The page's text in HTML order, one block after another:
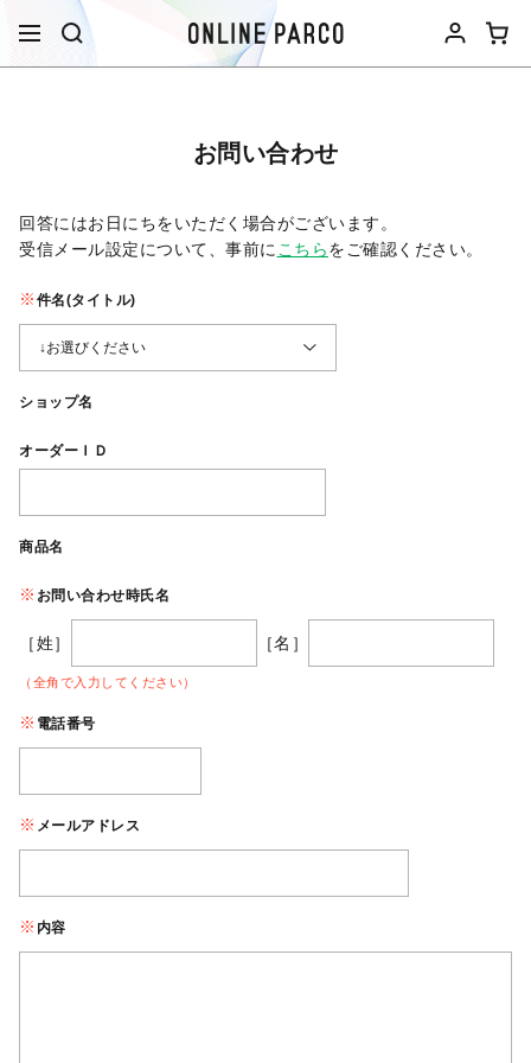
お問い合わせ
回答にはお日にちをいただく場合がございます。
受信メール設定について、事前に こちらをご確認ください。​
件名(タイトル)
ショップ名
オーダーＩＤ
商品名
お問い合わせ時氏名
［姓］ ［名］
（全角で入力してください）
電話番号
メールアドレス
内容